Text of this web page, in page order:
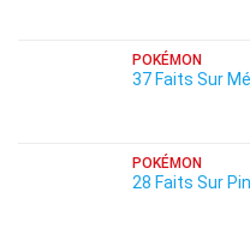
POKÉMON
37 Faits Sur
POKÉMON
28 Faits Sur